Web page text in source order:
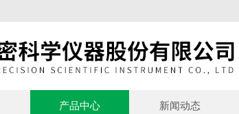
产品中心 新闻动态